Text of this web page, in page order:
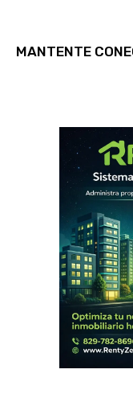
MANTENTE